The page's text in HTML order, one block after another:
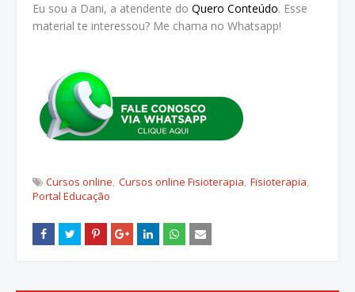
Eu sou a Dani, a atendente do Quero Conteúdo. Esse
material te interessou? Me chama no Whatsapp!
Cursos online Cursos online Fisioterapia Fisioterapia
Portal Educação